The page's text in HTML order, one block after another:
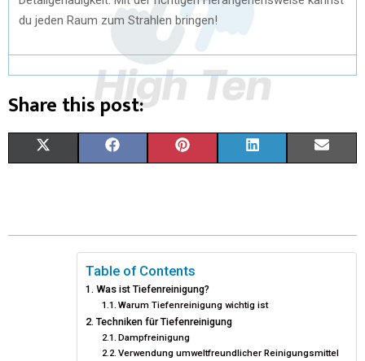
du jeden Raum zum Strahlen bringen!
Share this post:
W E
B
O
O
K
T
R
E
S
K
N
I
Table of Contents
Was ist Tiefenreinigung?
Warum Tiefenreinigung wichtig ist
Techniken für Tiefenreinigung
Dampfreinigung
Verwendung umweltfreundlicher Reinigungsmittel